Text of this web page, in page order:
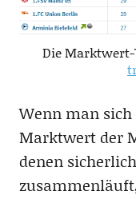
Die Marktwert-
Wenn man sich
Marktwert der
denen